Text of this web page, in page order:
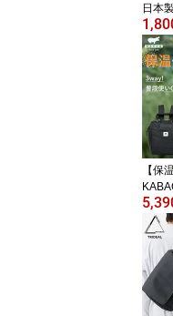
日本
ツ バ
ホル
ジ ア
ポー
ハン
ュ
ー
プレ
ニキ
57
【保
グ コ
み
エコ
リュ
撥水
ペッ
弁当